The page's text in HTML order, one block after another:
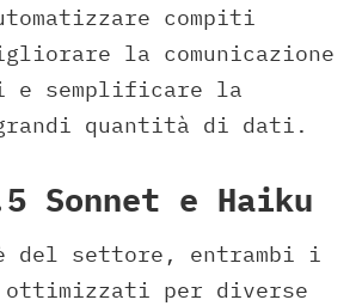
compiti
la comunicazione
semplificare la
quantità di dati.
Sonnet e Haiku
del settore, entrambi i
ottimizzati per diverse